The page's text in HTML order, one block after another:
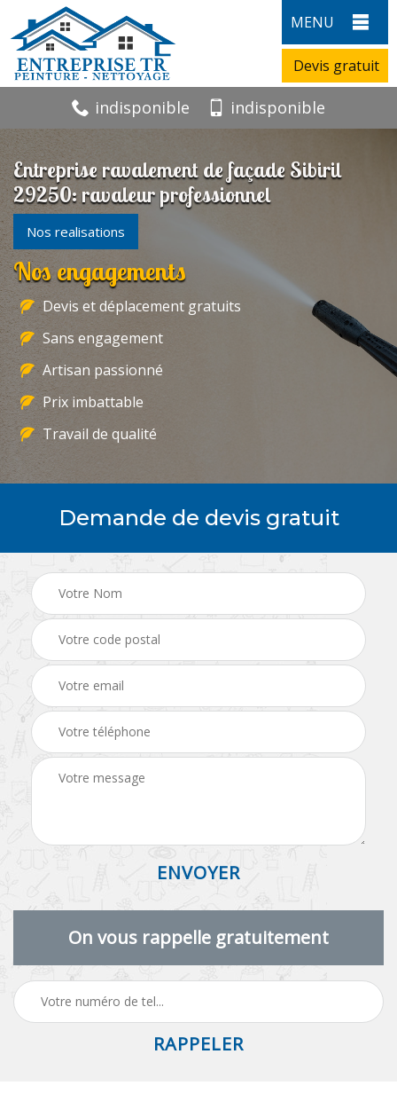
MENU
Devis gratuit
indisponible indisponible
Entreprise ravalement de façade Sibiril
29250: ravaleur professionnel
Nos realisations
Nos engagements
Devis et déplacement gratuits
Sans engagement
Artisan passionné
Prix imbattable
Travail de qualité
Demande de devis gratuit
On vous rappelle gratuitement